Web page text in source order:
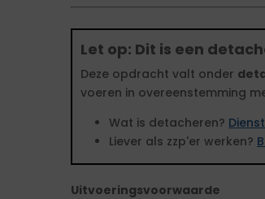
Let op: Dit is een
Deze opdracht valt onder
voeren in overeenstemming
Wat is detacheren?
Liever als zzp'er werken?
Uitvoeringsvoorwaarde